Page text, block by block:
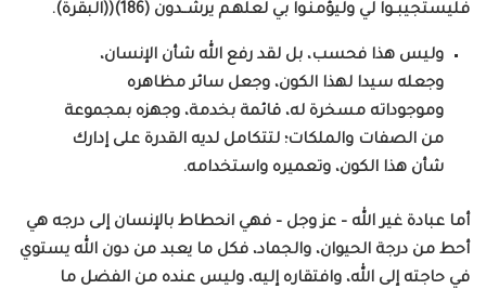
فليستجيبــوا لي وليؤمنـوا بي لعلهـم يرشــدون (186)((البقرة).
وليس هذا فحسب، بل لقد رفع الله شأن الإنسان،
وجعله سيدا لهذا الكون، وجعل سائر مظاهره
وموجوداته مسخرة له، قائمة بخدمة، وجهزه بمجموعة
من الصفات والملكات؛ لتتكامل لديه القدرة على إدارك
شأن هذا الكون، وتعميره واستخدامه.
أما عبادة غير الله – عز وجل – فهي انحطاط بالإنسان إلى درجه هي
أحط من درجة الحيوان، والجماد، فكل ما يعبد من دون الله يستوي
في حاجته إلى الله، وافتقاره إليه، وليس عنده من الفضل ما